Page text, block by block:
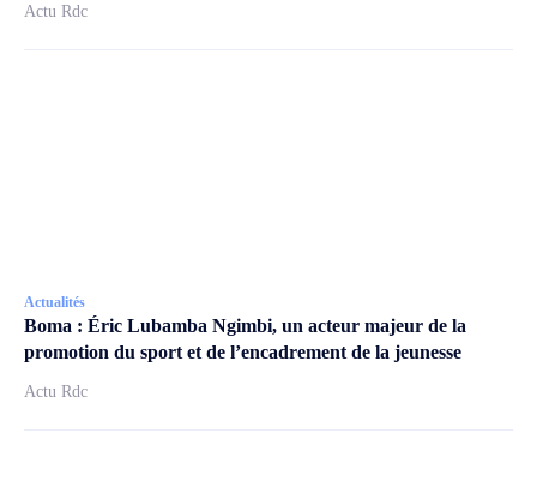
Actu Rdc
Actualités
Boma : Éric Lubamba Ngimbi, un acteur majeur de la
promotion du sport et de l’encadrement de la jeunesse
Actu Rdc